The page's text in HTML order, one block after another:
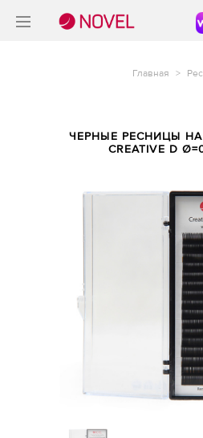
Главная >
ЧЕРНЫЕ РЕСНИЦЫ НА
CREATIVE D